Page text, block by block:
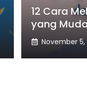
12 Cara
yang
November 5,